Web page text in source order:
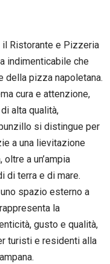
il Ristorante e Pizzeria
indimenticabile che
della pizza napoletana.
cura e attenzione,
alta qualità,
si distingue per
a una lievitazione
a un’ampia
di terra e di mare.
spazio esterno a
la
gusto e qualità,
turisti e residenti alla